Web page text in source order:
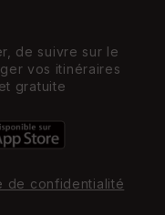
de suivre sur le
vos itinéraires
gratuite
de confidentialité